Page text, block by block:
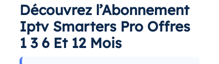
Découvrez l’Abonnement
Iptv Smarters Pro Offres
1 3 6 Et 12 Mois